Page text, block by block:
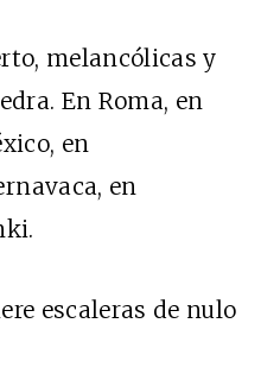
melancólicas y
En Roma, en
en
en
escaleras de nulo